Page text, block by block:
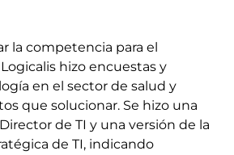
la competencia para el
hizo encuestas y
en el sector de salud y
que solucionar. Se hizo una
de TI y una versión de la
de TI, indicando